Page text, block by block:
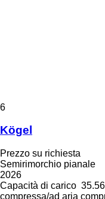
6
Kögel
Prezzo su richiesta
Semirimorchio pianale
2026
Capacità di carico
compressa/ad aria